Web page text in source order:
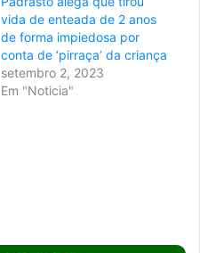
vida de enteada de 2 anos
de forma impiedosa por
conta de ‘pirraça’ da criança
setembro 2, 2023
Em "Noticia"